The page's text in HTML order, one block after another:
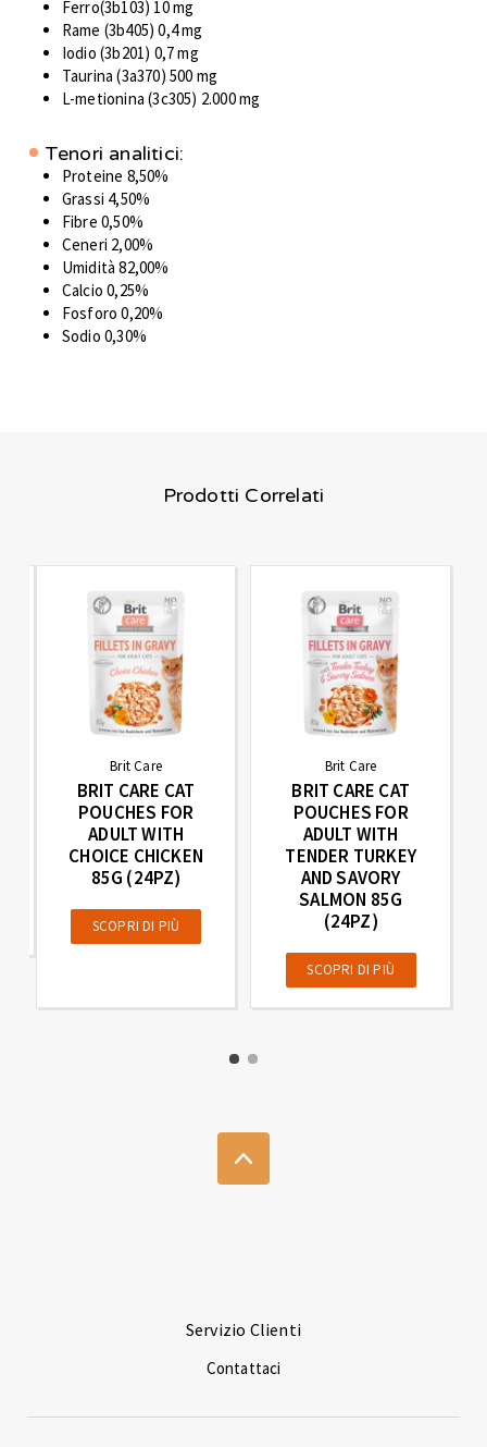
Ferro(3b103) 10 mg
Rame (3b405) 0,4 mg
Iodio (3b201) 0,7 mg
Taurina (3a370) 500 mg
L-metionina (3c305) 2.000 mg
Tenori analitici:
Proteine 8,50%
Grassi 4,50%
Fibre 0,50%
Ceneri 2,00%
Umidità 82,00%
Calcio 0,25%
Fosforo 0,20%
Sodio 0,30%
Prodotti Correlati
Brit Care
BRIT CARE CAT
POUCHES FOR
ADULT WITH
CHOICE CHICKEN
85G (24PZ)
SCOPRI DI PIÙ
Brit Care
BRIT CARE CAT
POUCHES FOR
ADULT WITH
TENDER TURKEY
AND SAVORY
SALMON 85G
(24PZ)
SCOPRI DI PIÙ
Servizio Clienti
Contattaci